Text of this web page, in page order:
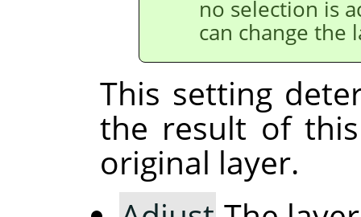
no selection is
can change the
This setting
the result of
original layer.